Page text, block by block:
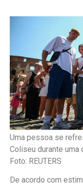
Uma pessoa se
Coliseu durante uma
Foto: REUTERS
De acordo com